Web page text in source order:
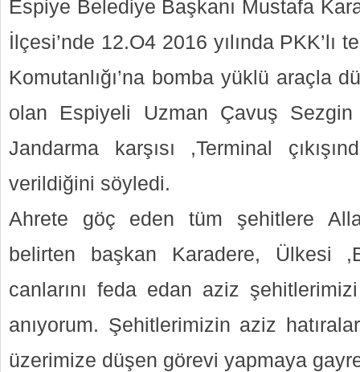
Espiye Belediye Başkanı Mustafa
İlçesi’nde 12.O4 2016 yılında PKK’lı
Komutanlığı’na bomba yüklü araçla
olan Espiyeli Uzman Çavuş Sezgin
Jandarma karşısı ,Terminal
verildiğini söyledi.
Ahrete göç eden tüm şehitlere
belirten başkan Karadere, Ülkesi
canlarını feda edan aziz
anıyorum. Şehitlerimizin aziz
üzerimize düşen görevi yapmaya